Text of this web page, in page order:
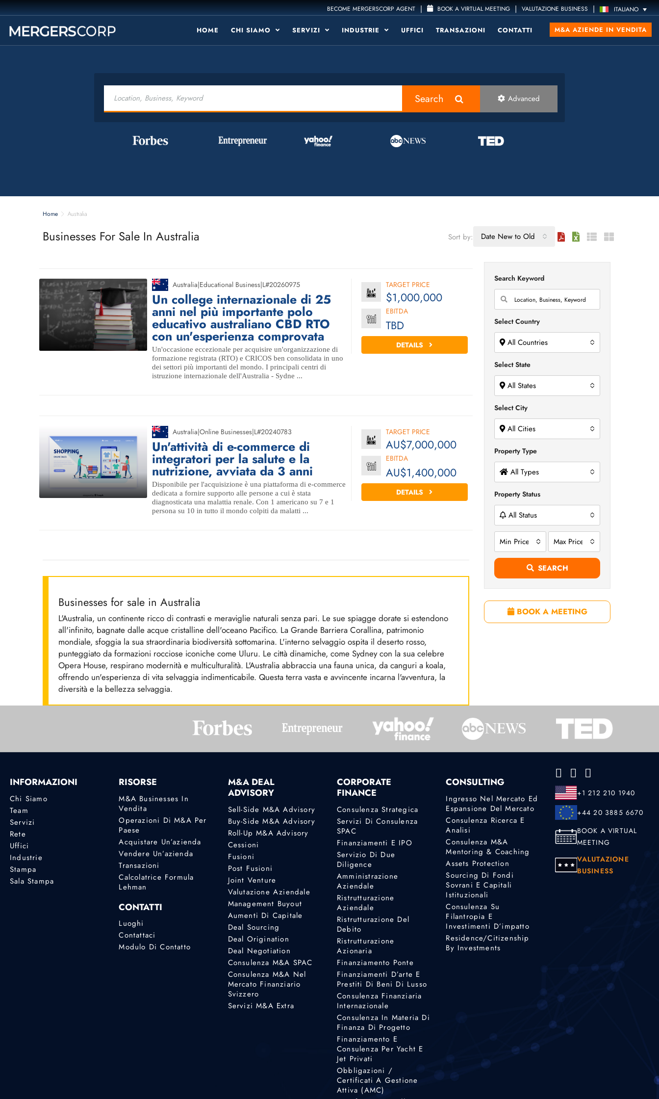
BECOME MERGERSCORP AGENT | BOOK A VIRTUAL MEETING | VALUTAZIONE BUSINESS | ITALIANO
HOME CHI SIAMO SERVIZI INDUSTRIE UFFICI TRANSAZIONI CONTATTI M&A AZIENDE IN VENDITA
Search Advanced
Home Australia
Businesses For Sale In Australia Sort by: Date New to Old
Australia|Educational Business|L#20260975
Un college internazionale di 25
anni nel più importante polo
educativo australiano CBD RTO
con un'esperienza comprovata
Un'occasione eccezionale per acquisire un'organizzazione di
formazione registrata (RTO) e CRICOS ben consolidata in uno
dei settori più importanti del mondo. I principali centri di
istruzione internazionale dell'Australia - Sydne ...
TARGET PRICE
$1,000,000
EBITDA
TBD
DETAILS
Australia|Online Businesses|L#20240783
Un'attività di e-commerce di
integratori per la salute e la
nutrizione, avviata da 3 anni
Disponibile per l'acquisizione è una piattaforma di e-commerce
dedicata a fornire supporto alle persone a cui è stata
diagnosticata una malattia renale. Con 1 americano su 7 e 1
persona su 10 in tutto il mondo colpiti da malatti ...
TARGET PRICE
AU$7,000,000
EBITDA
AU$1,400,000
DETAILS
Businesses for sale in Australia
L'Australia, un continente ricco di contrasti e meraviglie naturali senza pari. Le sue spiagge dorate si estendono
all'infinito, bagnate dalle acque cristalline dell'oceano Pacifico. La Grande Barriera Corallina, patrimonio
mondiale, sfoggia la sua straordinaria biodiversità sottomarina. L'interno selvaggio ospita il deserto rosso,
punteggiato da formazioni rocciose iconiche come Uluru. Le città dinamiche, come Sydney con la sua celebre
Opera House, respirano modernità e multiculturalità. L'Australia abbraccia una fauna unica, da canguri a koala,
offrendo un'esperienza di vita selvaggia indimenticabile. Questa terra vasta e avvincente incarna l'avventura, la
diversità e la bellezza selvaggia.
Search Keyword
Select Country
All Countries
Select State
All States
Select City
All Cities
Property Type
All Types
Property Status
All Status
Min Price Max Price
SEARCH
BOOK A MEETING
INFORMAZIONI
Chi Siamo
Team
Servizi
Rete
Uffici
Industrie
Stampa
Sala Stampa
RISORSE
M&A Businesses In
Vendita
Operazioni Di M&A Per
Paese
Acquistare Un’azienda
Vendere Un’azienda
Transazioni
Calcolatrice Formula
Lehman
CONTATTI
Luoghi
Contattaci
Modulo Di Contatto
M&A DEAL
ADVISORY
Sell-Side M&A Advisory
Buy-Side M&A Advisory
Roll-Up M&A Advisory
Cessioni
Fusioni
Post Fusioni
Joint Venture
Valutazione Aziendale
Management Buyout
Aumenti Di Capitale
Deal Sourcing
Deal Origination
Deal Negotiation
Consulenza M&A SPAC
Consulenza M&A Nel
Mercato Finanziario
Svizzero
Servizi M&A Extra
CORPORATE
FINANCE
Consulenza Strategica
Servizi Di Consulenza
SPAC
Finanziamenti E IPO
Servizio Di Due
Diligence
Amministrazione
Aziendale
Ristrutturazione
Aziendale
Ristrutturazione Del
Debito
Ristrutturazione
Azionaria
Finanziamento Ponte
Finanziamenti D’arte E
Prestiti Di Beni Di Lusso
Consulenza Finanziaria
Internazionale
Consulenza In Materia Di
Finanza Di Progetto
Finanziamento E
Consulenza Per Yacht E
Jet Privati
Obbligazioni /
Certificati A Gestione
Attiva (AMC)
CONSULTING
Ingresso Nel Mercato Ed
Espansione Del Mercato
Consulenza Ricerca E
Analisi
Consulenza M&A
Mentoring & Coaching
Assets Protection
Sourcing Di Fondi
Sovrani E Capitali
Istituzionali
Consulenza Su
Filantropia E
Investimenti D’impatto
Residence/Citizenship
By Investments
+1 212 210 1940
+44 20 3885 6670
BOOK A VIRTUAL
MEETING
VALUTAZIONE
BUSINESS